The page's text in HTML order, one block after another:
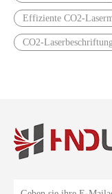
Effiziente CO2-
CO2-